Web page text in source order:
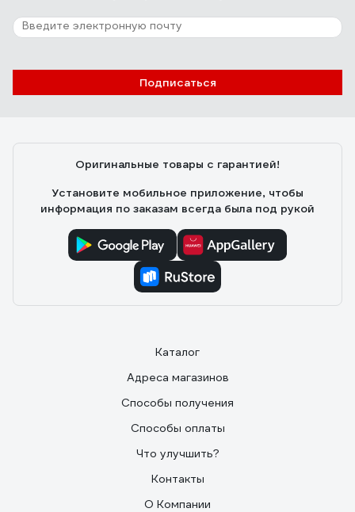
Подписаться
Оригинальные товары с гарантией!
Установите мобильное приложение, чтобы
информация по заказам всегда была под рукой
Каталог
Адреса магазинов
Способы получения
Способы оплаты
Что улучшить?
Контакты
О Компании